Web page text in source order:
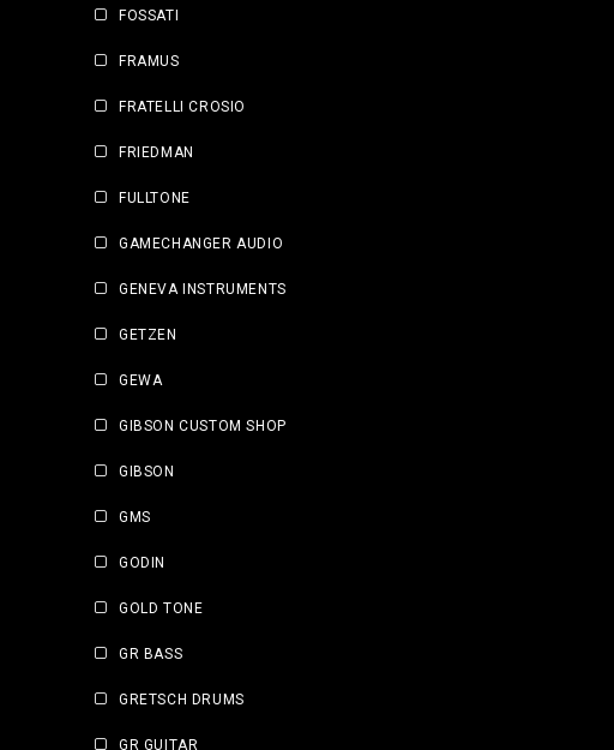
FOSSATI
FRAMUS
FRATELLI CROSIO
FRIEDMAN
FULLTONE
GAMECHANGER AUDIO
GENEVA INSTRUMENTS
GETZEN
GEWA
GIBSON CUSTOM SHOP
GIBSON
GMS
GODIN
GOLD TONE
GR BASS
GRETSCH DRUMS
GR GUITAR